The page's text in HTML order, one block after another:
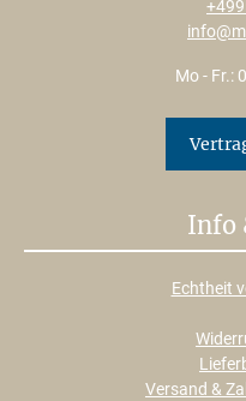
Mo - Fr.:
Info
Echtheit
Versand &